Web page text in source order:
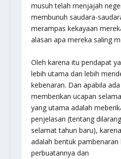
musuh telah menjajah
membunuh saudara-
merampas kekayaan
alasan apa mereka saling
Oleh karena itu pendapat
lebih utama dan lebih
kebenaran. Dan apabila
memberikan ucapan
yang utama adalah
penjelasan (tentang
selamat tahun baru),
adalah bentuk pambenaran
perbuatannya dan